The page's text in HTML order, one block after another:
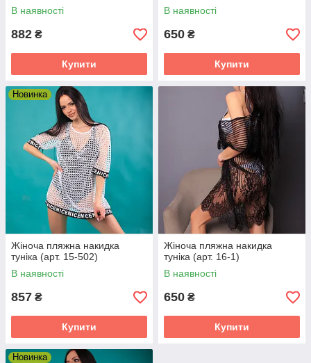
В наявності
882 ₴
Купити
В наявності
650 ₴
Купити
Новинка
Жіноча пляжна накидка
туніка (арт. 15-502)
В наявності
857 ₴
Купити
Жіноча пляжна накидка
туніка (арт. 16-1)
В наявності
650 ₴
Купити
Новинка